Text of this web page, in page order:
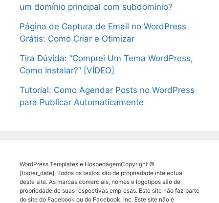
um domínio principal com subdomínio?
Página de Captura de Email no WordPress
Grátis: Como Criar e Otimizar
Tira Dúvida: “Comprei Um Tema WordPress,
Como Instalar?” [VÍDEO]
Tutorial: Como Agendar Posts no WordPress
para Publicar Automaticamente
WordPress Templates e HospedagemCopyright ©
[footer_date]. Todos os textos são de propriedade intelectual
deste site. As marcas comerciais, nomes e logotipos são de
propriedade de suas respectivas empresas. Este site não faz parte
do site do Facebook ou do Facebook, Inc. Este site não é